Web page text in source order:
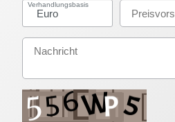
Verhandlungsbasis